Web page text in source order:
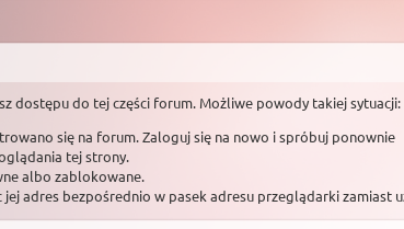
dostępu do tej części forum. Możliwe powody takiej sytuacji:
się na forum. Zaloguj się na nowo i spróbuj ponownie
tej strony.
albo zablokowane.
adres bezpośrednio w pasek adresu przeglądarki